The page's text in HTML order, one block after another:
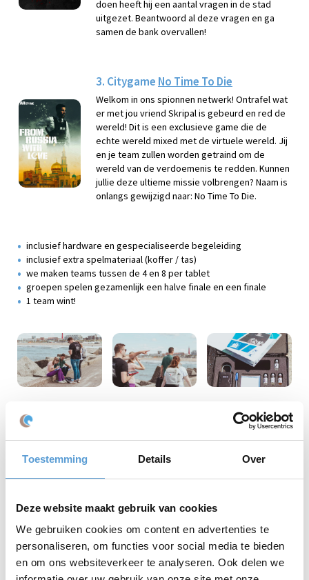
Toestemming Details Over
Deze website maakt gebruik van cookies
We gebruiken cookies om content en advertenties te
personaliseren, om functies voor social media te bieden
en om ons websiteverkeer te analyseren. Ook delen we
doen heeft hij een aantal vragen in de stad
uitgezet. Beantwoord al deze vragen en ga
samen de bank overvallen!
3. Citygame No Time To Die
Welkom in ons spionnen netwerk! Ontrafel wat
er met jou vriend Skripal is gebeurd en red de
wereld! Dit is een exclusieve game die de
echte wereld mixed met de virtuele wereld. Jij
en je team zullen worden getraind om de
wereld van de verdoemenis te redden. Kunnen
jullie deze ultieme missie volbrengen? Naam is
onlangs gewijzigd naar: No Time To Die.
inclusief hardware en gespecialiseerde begeleiding
inclusief extra spelmateriaal (koffer / tas)
we maken teams tussen de 4 en 8 per tablet
groepen spelen gezamenlijk een halve finale en een finale
1 team wint!
Voor groepen van 100 personen of meer bieden wij
maatwerkopties. Wil je bijvoorbeeld een introductievideo van
jouw CEO, vragen over je eigen bedrijf en/of medewerkers met
Winnaarsketting of mini bokaal
Perfect als aandenken aan een geslaagd uitje: een mini bokaal of
winnaarsketting.
De winnaarsketting is verkrijgbaar voor € 25 per stuk en de mini
bokaal voor € 7,50 per stuk.